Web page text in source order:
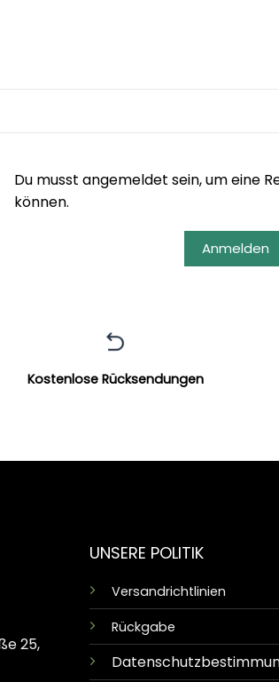
Du musst angemeldet sein, um eine
können.
Anmelden
Kostenlose Rücksendungen
25,
UNSERE POLITIK
Versandrichtlinien
Rückgabe